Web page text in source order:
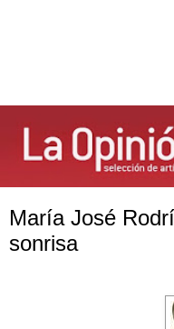
María José
sonrisa